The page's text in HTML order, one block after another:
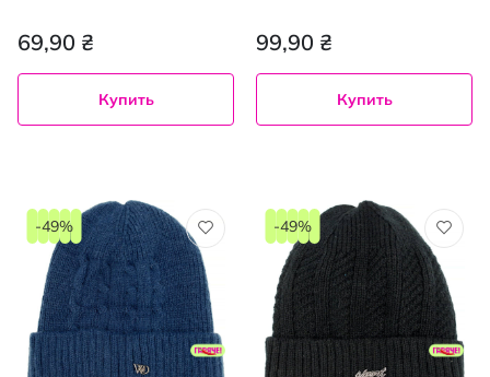
69,90 ₴
Купить
99,90 ₴
Купить
-49% -49%